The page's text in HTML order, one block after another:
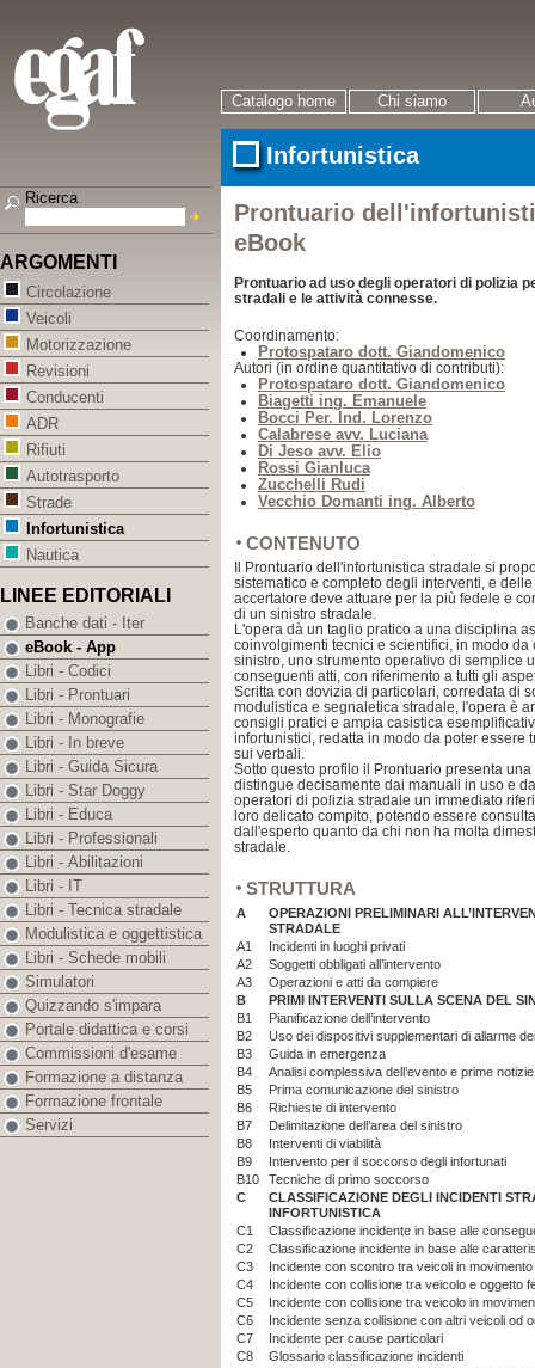
Catalogo home Chi siamo
Infortunistica
Prontuario
eBook
Prontuario ad uso degli operatori di polizia
stradali e le attività connesse.
Coordinamento:
Protospataro dott. Giandomenico
Autori (in ordine quantitativo di contributi):
Protospataro dott. Giandomenico
Biagetti ing. Emanuele
Bocci Per. Ind. Lorenzo
Calabrese avv. Luciana
Di Jeso avv. Elio
Rossi Gianluca
Zucchelli Rudi
Vecchio Domanti ing. Alberto
CONTENUTO
Il Prontuario dell'infortunistica stradale si
sistematico e completo degli interventi, e
accertatore deve attuare per la più fedele e
di un sinistro stradale.
L'opera dà un taglio pratico a una disciplina
coinvolgimenti tecnici e scientifici, in modo
sinistro, uno strumento operativo di semplice
conseguenti atti, con riferimento a tutti gli
Scritta con dovizia di particolari, corredata di
modulistica e segnaletica stradale, l'opera è
consigli pratici e ampia casistica
infortunistici, redatta in modo da poter essere
sui verbali.
Sotto questo profilo il Prontuario presenta
distingue decisamente dai manuali in uso e
operatori di polizia stradale un immediato
loro delicato compito, potendo essere
dall'esperto quanto da chi non ha molta
stradale.
STRUTTURA
A
OPERAZIONI PRELIMINARI
STRADALE
A1
Incidenti in luoghi privati
A2
Soggetti obbligati all’intervento
A3
Operazioni e atti da compiere
B
PRIMI INTERVENTI SULLA SCENA DEL
B1
Pianificazione dell’intervento
B2
Uso dei dispositivi supplementari di allarme
B3
Guida in emergenza
B4
Analisi complessiva dell’evento e prime notizie
B5
Prima comunicazione del sinistro
B6
Richieste di intervento
B7
Delimitazione dell’area del sinistro
B8
Interventi di viabilità
B9
Intervento per il soccorso degli infortunati
B10
Tecniche di primo soccorso
C
CLASSIFICAZIONE DEGLI INCIDENTI
INFORTUNISTICA
C1
Classificazione incidente in base alle
C2
Classificazione incidente in base alle
C3
Incidente con scontro tra veicoli in movimento
C4
Incidente con collisione tra veicolo e oggetto
C5
Incidente con collisione tra veicolo in
C6
Incidente senza collisione con altri veicoli od
C7
Incidente per cause particolari
C8
Glossario classificazione incidenti
Ricerca
ARGOMENTI
Circolazione
Veicoli
Motorizzazione
Revisioni
Conducenti
ADR
Rifiuti
Autotrasporto
Strade
Infortunistica
Nautica
LINEE EDITORIALI
Banche dati - Iter
eBook - App
Libri - Codici
Libri - Prontuari
Libri - Monografie
Libri - In breve
Libri - Guida Sicura
Libri - Star Doggy
Libri - Educa
Libri - Professionali
Libri - Abilitazioni
Libri - IT
Libri - Tecnica stradale
Modulistica e oggettistica
Libri - Schede mobili
Simulatori
Quizzando s'impara
Portale didattica e corsi
Commissioni d'esame
Formazione a distanza
Formazione frontale
Servizi